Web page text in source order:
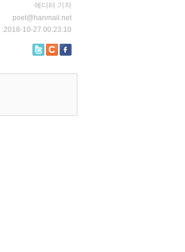
에디터 기자
poet@hanmail.net
:2018-10-27 00:23:10